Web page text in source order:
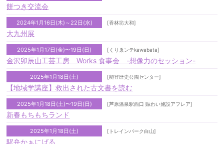
餅つき交流会
2024年1月16日(木)～22日(水) [香林坊大和]
大九州展
2025年1月17日(金)〜19日(日) [くりゑンテkawabata]
金沢卯辰山工芸工房 Works 食事会 -想像力のセッション-
2025年1月18日(土) [能登歴史公園センター]
【地域学講座】救出された古文書を読む
2025年1月18日(土)〜19日(日) [芦原温泉駅西口 賑わい施設アフレア]
新春もちもちランド
2025年1月18日(土) [トレインパーク白山]
駅弁かぁにばる